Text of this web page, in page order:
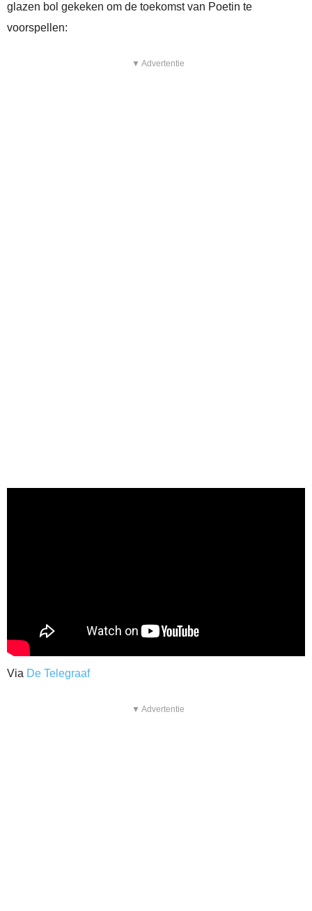
glazen bol gekeken om de toekomst van Poetin te
voorspellen:
▼ Advertentie
Via De Telegraaf
▼ Advertentie